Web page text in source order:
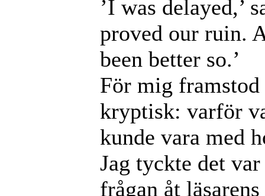
’I was delayed,’
proved our ruin.
been better so.’
För mig
kryptisk: varför
kunde vara med
Jag tyckte det
frågan åt